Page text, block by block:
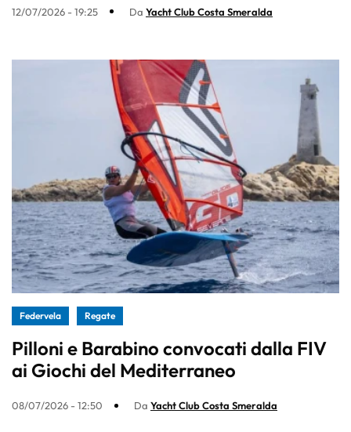
12/07/2026 - 19:25 Da Yacht Club Costa Smeralda
Federvela Regate
Pilloni e Barabino convocati dalla FIV
ai Giochi del Mediterraneo
08/07/2026 - 12:50 Da Yacht Club Costa Smeralda